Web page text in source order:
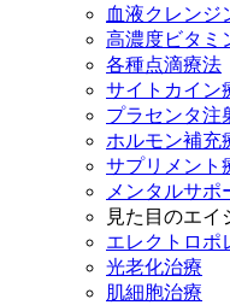
血液クレンジ
高濃度ビタミ
各種点滴療法
サイトカイン
プラセンタ注
ホルモン補充
サプリメント
メンタルサポ
見た目のエイ
エレクトロポ
光老化治療
肌細胞治療